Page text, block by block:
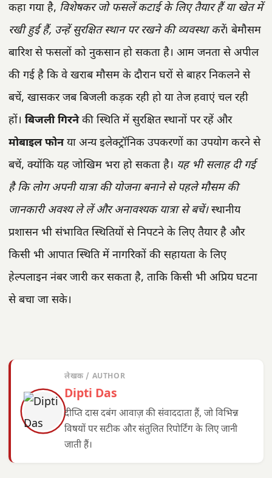
कहा गया है, विशेषकर जो फसलें कटाई के लिए तैयार हैं या खेत में
रखी हुई हैं, उन्हें सुरक्षित स्थान पर रखने की व्यवस्था करें। बेमौसम
बारिश से फसलों को नुकसान हो सकता है। आम जनता से अपील
की गई है कि वे खराब मौसम के दौरान घरों से बाहर निकलने से
बचें, खासकर जब बिजली कड़क रही हो या तेज हवाएं चल रही
हों। बिजली गिरनेकी स्थिति में सुरक्षित स्थानों पर रहें और
मोबाइल फोनया अन्य इलेक्ट्रॉनिक उपकरणों का उपयोग करने से
बचें, क्योंकि यह जोखिम भरा हो सकता है। यह भी सलाह दी गई
है कि लोग अपनी यात्रा की योजना बनाने से पहले मौसम की
जानकारी अवश्य ले लें और अनावश्यक यात्रा से बचें।स्थानीय
प्रशासन भी संभावित स्थितियों से निपटने के लिए तैयार है और
किसी भी आपात स्थिति में नागरिकों की सहायता के लिए
हेल्पलाइन नंबर जारी कर सकता है, ताकि किसी भी अप्रिय घटना
से बचा जा सके।
लेखक / AUTHOR
Dipti Das
दीप्ति दास दबंग आवाज़ की संवाददाता हैं, जो विभिन्न
विषयों पर सटीक और संतुलित रिपोर्टिंग के लिए जानी
जाती हैं।